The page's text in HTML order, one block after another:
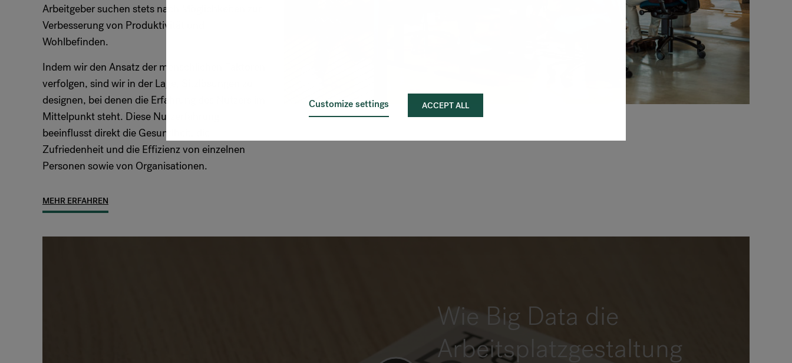
Customize settings ACCEPT ALL
Arbeitgeber suchen stets nach Möglichkeiten zur
Verbesserung von Produktivität und
Wohlbefinden.
Indem wir den Ansatz der menschlichen Faktoren
verfolgen, sind wir in der Lage, Sitzlösungen zu
designen, bei denen die Erfahrung des Nutzers im
Mittelpunkt steht. Diese Nutzerfahrung
beeinflusst direkt die Gesundheit, die
Zufriedenheit und die Effizienz von einzelnen
Personen sowie von Organisationen.
MEHR ERFAHREN
Wie Big Data die
Arbeitsplatzgestaltung